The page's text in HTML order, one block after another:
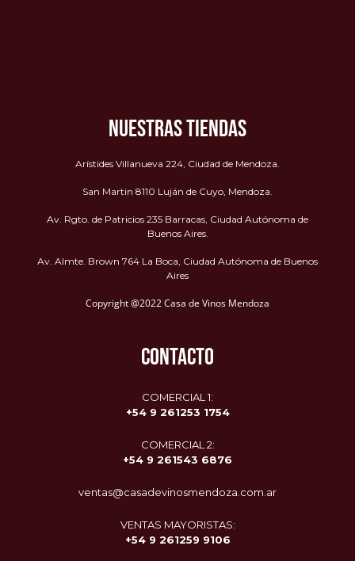
NUESTRAS TIENDAS
Arístides Villanueva 224, Ciudad de Mendoza.
San Martin 8110 Luján de Cuyo, Mendoza.
Av. Rgto. de Patricios 235 Barracas, Ciudad Autónoma de
Buenos Aires.
Av. Almte. Brown 764 La Boca, Ciudad Autónoma de Buenos
Aires
Copyright @2022 Casa de Vinos Mendoza
CONTACTO
COMERCIAL 1:
+54 9 261253 1754
COMERCIAL 2:
+54 9 261543 6876
ventas@casadevinosmendoza.com.ar
VENTAS MAYORISTAS:
+54 9 261259 9106